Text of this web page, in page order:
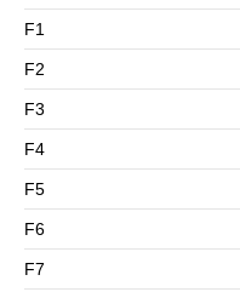
F1
F2
F3
F4
F5
F6
F7